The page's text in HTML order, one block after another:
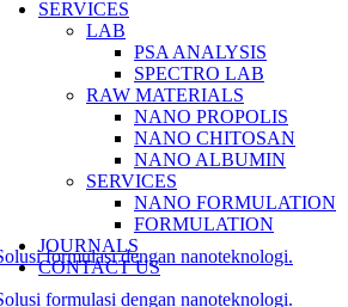
SERVICES
LAB
PSA ANALYSIS
SPECTRO LAB
RAW MATERIALS
NANO PROPOLIS
NANO CHITOSAN
NANO ALBUMIN
SERVICES
NANO FORMULATION
FORMULATION
JOURNALS
CONTACT US